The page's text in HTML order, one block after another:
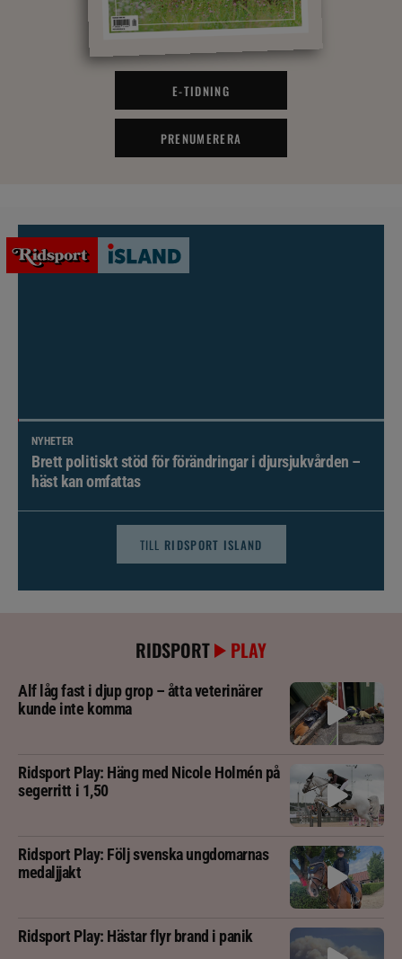
E-TIDNING
PRENUMERERA
NYHETER
Brett politiskt stöd för förändringar i djursjukvården –
häst kan omfattas
TILL RIDSPORT ISLAND
RIDSPORT PLAY
Alf låg fast i djup grop – åtta veterinärer
kunde inte komma
Ridsport Play: Häng med Nicole Holmén på
segerritt i 1,50
Ridsport Play: Följ svenska ungdomarnas
medaljjakt
Ridsport Play: Hästar flyr brand i panik